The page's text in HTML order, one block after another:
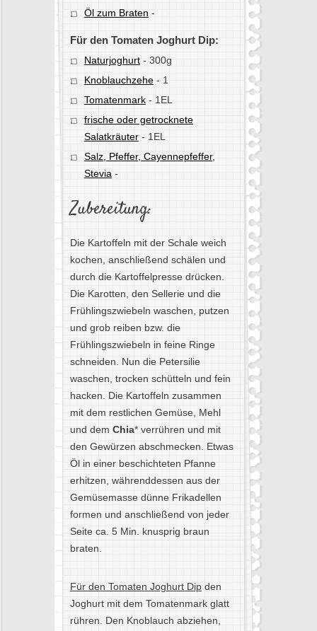
Öl zum Braten -
Für den Tomaten Joghurt Dip:
Naturjoghurt- 300g
Knoblauchzehe- 1
Tomatenmark- 1EL
frische oder getrocknete
Salatkräuter- 1EL
Salz, Pfeffer, Cayennepfeffer,
Stevia -
Zubereitung:
Die Kartoffeln mit der Schale weich
kochen, anschließend schälen und
durch die Kartoffelpresse drücken.
Die Karotten, den Sellerie und die
Frühlingszwiebeln waschen, putzen
und grob reiben bzw. die
Frühlingszwiebeln in feine Ringe
schneiden. Nun die Petersilie
waschen, trocken schütteln und fein
hacken. Die Kartoffeln zusammen
mit dem restlichen Gemüse, Mehl
und dem Chia* verrühren und mit
den Gewürzen abschmecken. Etwas
Öl in einer beschichteten Pfanne
erhitzen, währenddessen aus der
Gemüsemasse dünne Frikadellen
formen und anschließend von jeder
Seite ca. 5 Min. knusprig braun
braten.
Für den Tomaten Joghurt Dipden
Joghurt mit dem Tomatenmark glatt
rühren. Den Knoblauch abziehen,